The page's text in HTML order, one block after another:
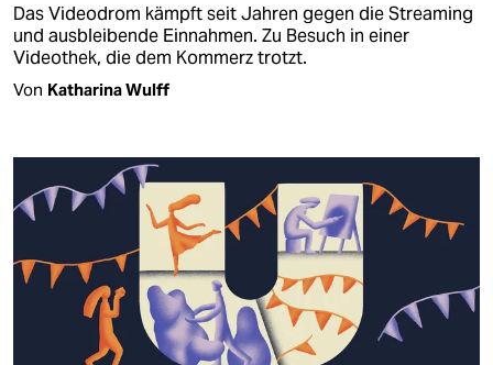
Das Videodrom kämpft seit Jahren gegen die Streaming
und ausbleibende Einnahmen. Zu Besuch in einer
Videothek, die dem Kommerz trotzt.
Von Katharina Wulff